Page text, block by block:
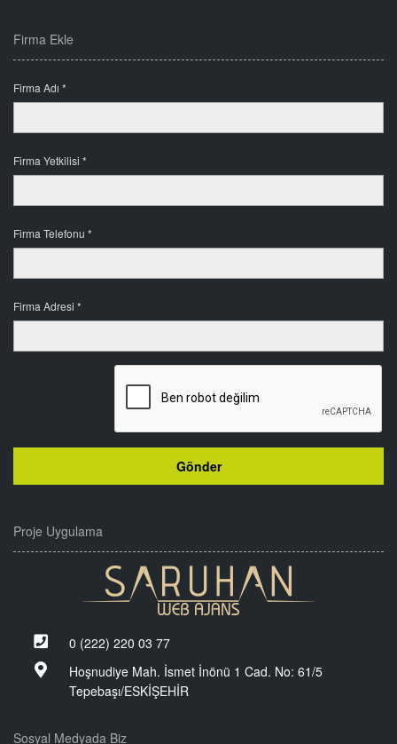
Firma Ekle
Firma Adı *
Firma Yetkilisi *
Firma Telefonu *
Firma Adresi *
Proje Uygulama
0 (222) 220 03 77
Hoşnudiye Mah. İsmet İnönü 1 Cad. No: 61/5
Tepebaşı/ESKİŞEHİR
Sosyal Medyada Biz